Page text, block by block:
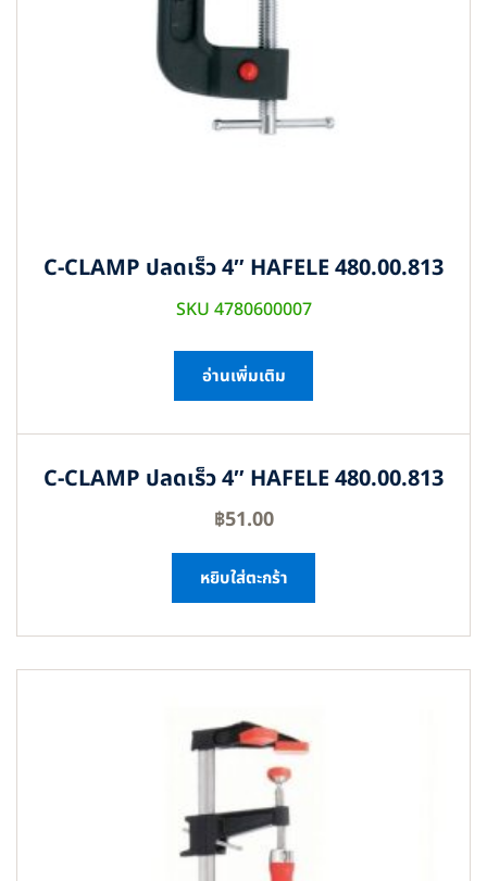
C-CLAMP ปลดเร็ว 4″ HAFELE 480.00.813
SKU 4780600007
อ่านเพิ่มเติม
C-CLAMP ปลดเร็ว 4″ HAFELE 480.00.813
฿51.00
หยิบใส่ตะกร้า